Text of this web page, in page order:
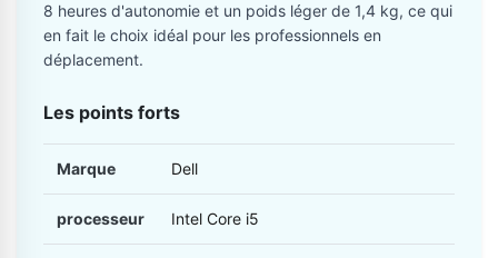
8 heures d'autonomie et un poids léger de 1,4 kg, ce qui
en fait le choix idéal pour les professionnels en
déplacement.
Les points forts
Marque Dell
processeur Intel Core i5